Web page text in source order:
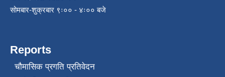
सोमबार-शुक्रबार ९ः०० - ४ः०० बजे
Reports
चौमासिक प्रगति प्रतिवेदन